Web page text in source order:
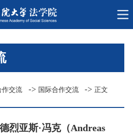
作交流 -> 国际合作交流 ->正文
烈亚斯·冯克（Andreas